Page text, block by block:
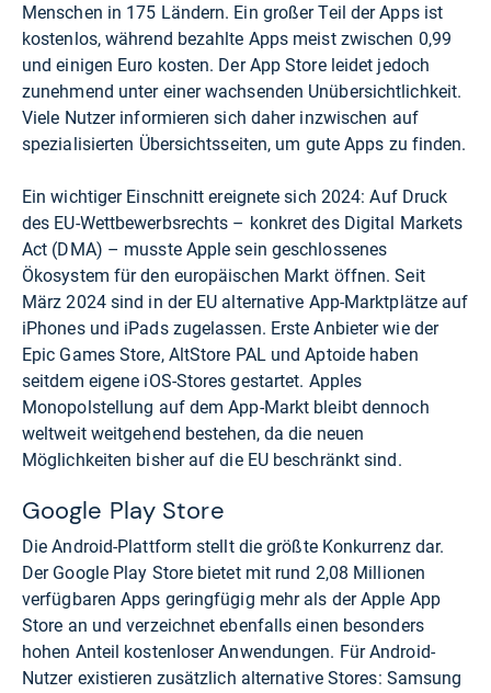
Menschen in 175 Ländern. Ein großer Teil der Apps ist
kostenlos, während bezahlte Apps meist zwischen 0,99
und einigen Euro kosten. Der App Store leidet jedoch
zunehmend unter einer wachsenden Unübersichtlichkeit.
Viele Nutzer informieren sich daher inzwischen auf
spezialisierten Übersichtsseiten, um gute Apps zu finden.
Ein wichtiger Einschnitt ereignete sich 2024: Auf Druck
des EU-Wettbewerbsrechts – konkret des Digital Markets
Act (DMA) – musste Apple sein geschlossenes
Ökosystem für den europäischen Markt öffnen. Seit
März 2024 sind in der EU alternative App-Marktplätze auf
iPhones und iPads zugelassen. Erste Anbieter wie der
Epic Games Store, AltStore PAL und Aptoide haben
seitdem eigene iOS-Stores gestartet. Apples
Monopolstellung auf dem App-Markt bleibt dennoch
weltweit weitgehend bestehen, da die neuen
Möglichkeiten bisher auf die EU beschränkt sind.
Google Play Store
Die Android-Plattform stellt die größte Konkurrenz dar.
Der Google Play Store bietet mit rund 2,08 Millionen
verfügbaren Apps geringfügig mehr als der Apple App
Store an und verzeichnet ebenfalls einen besonders
hohen Anteil kostenloser Anwendungen. Für Android-
Nutzer existieren zusätzlich alternative Stores: Samsung